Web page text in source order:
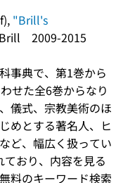
"Brill's
Brill 2009-2015
事典で、第1巻から
せた全6巻からなり
儀式、宗教美術のほ
めとする著名人、ヒ
ど、幅広く扱ってい
ており、内容を見る
料のキーワード検索